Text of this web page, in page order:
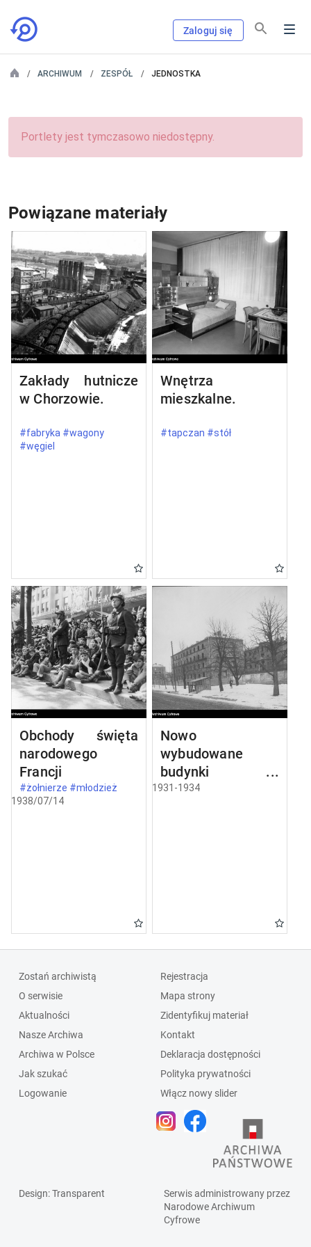
Zaloguj się
ARCHIWUM ZESPÓŁ JEDNOSTKA
Portlety jest tymczasowo niedostępny.
Powiązane materiały
Zakłady hutnicze
w Chorzowie.
#fabryka #wagony
#węgiel
Wnętrza
mieszkalne.
#tapczan #stół
Obchody święta
narodowego
Francji
#żołnierze #młodzież
1938/07/14
Nowo
wybudowane
budynki w
Częstochowie
1931-1934
Zostań archiwistą
O serwisie
Aktualności
Nasze Archiwa
Archiwa w Polsce
Jak szukać
Logowanie
Rejestracja
Mapa strony
Zidentyfikuj materiał
Kontakt
Deklaracja dostępności
Polityka prywatności
Włącz nowy slider
Design: Transparent
Serwis administrowany przez
Narodowe Archiwum
Cyfrowe